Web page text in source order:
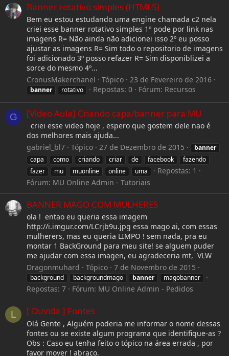
Banner rotativo simples (HTML5)
Bem eu estou estudando uma engine chamada c2 nela
criei esse banner rotativo simples 1º pode por link nas
imagens R= Não ainda não adicionei isso 2º eu posso
ajustar as imagens R= Sim todo o repositorio de imagens
foi adicionado 3º posso refazer R= Sim disponiblizei a
sorce do mesmo 4º...
CronusMakerchanel
Tópico 23 de Fevereiro de 2016
banner rotativo Repostas: 0 Fórum: Recursos
G [Vídeo Aula] Criando capa/banner para MU
criei esse video hoje , espero que gostem dele nao é
dos melhores mais ajuda...
gabriel_bl7
Tópico 27 de Dezembro de 2015
banner
capa
como criando criar de facebook
fazendo
fazer
mu muonline online uma
Repostas: 1
Fórum: MU Online Admin - Tutoriais
BANNER MAGO COM MULHERES
ola ! entao eu queria essa imagem
http://i.imgur.com/LCrjb9u.jpg essa mago ai, com essas
mulherers, mas eu queria LIMPO ! sem nada, pra eu
montar 1 BackGround para meu site! se alguem puder
me ajudar com essa imagen, eu agradeceria mt, VLW
Dragonmuhard
Tópico 7 de Novembro de 2015
background backgroundmago banner magobanner
Repostas: 7 Fórum: MU Online Admin - Pedidos
L [ Duvida ] Fontes
Olá Gente , Alguém poderia me informar o nome dessas
fontes ou se existe algum programa que identifique-as ?
Obs : Caso eu tenha feito o tópico na área errada , por
favor mover ! abraço.